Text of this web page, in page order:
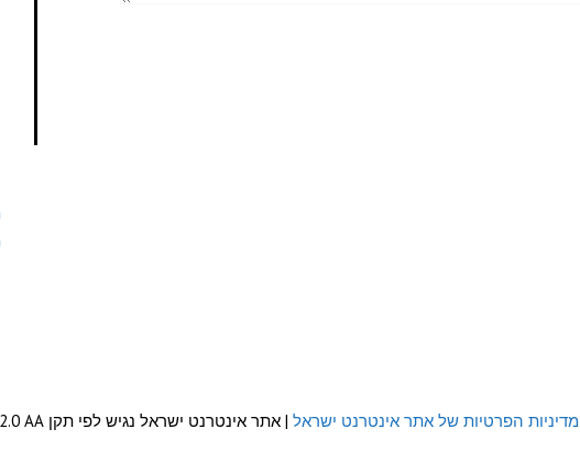
מדיניות הפרטיות של אתר אינטרנט ישראל | אתר אינטרנט ישראל נגיש לפי תקן WCAG 2.0 AA